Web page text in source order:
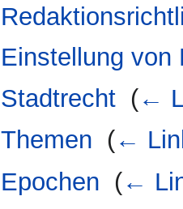
Einstellung von
Stadtrecht (←
Themen (←
Epochen (←